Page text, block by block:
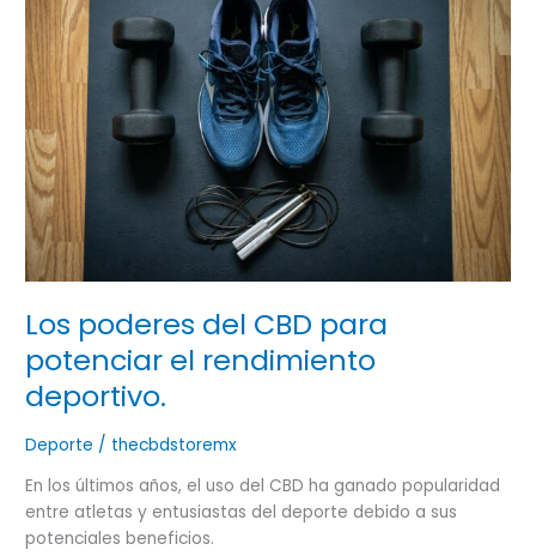
Los poderes del CBD para
potenciar el rendimiento
deportivo.
Deporte / thecbdstoremx
En los últimos años, el uso del CBD ha ganado popularidad
entre atletas y entusiastas del deporte debido a sus
potenciales beneficios.
CBD
para
potenciar
el
rendimiento
deportivo.